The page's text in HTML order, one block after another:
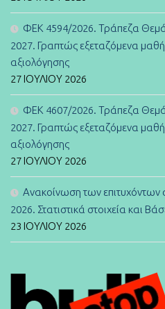
ΦΕΚ 4594/2026. Τράπεζα
2027. Γραπτώς εξεταζόμενα
αξιολόγησης
27 ΙΟΥΛΊΟΥ 2026
ΦΕΚ 4607/2026. Τράπεζα
2027. Γραπτώς εξεταζόμενα
αξιολόγησης
27 ΙΟΥΛΊΟΥ 2026
Ανακοίνωση των επιτυχόντων
2026. Στατιστικά στοιχεία και
23 ΙΟΥΛΊΟΥ 2026